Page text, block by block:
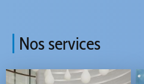
Nos services